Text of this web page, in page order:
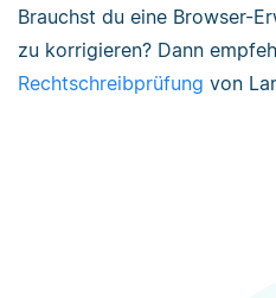
Brauchst du eine Browser-
zu korrigieren? Dann
Rechtschreibprüfung von